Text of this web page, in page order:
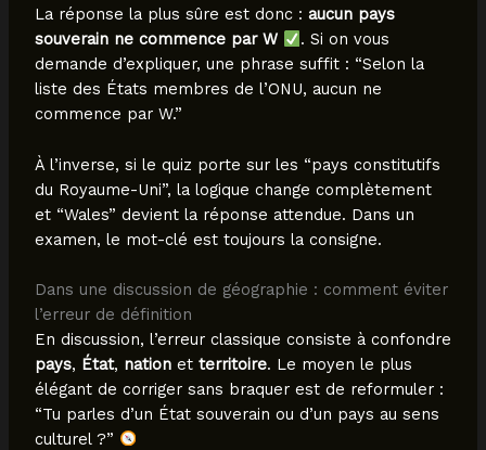
La réponse la plus sûre est donc : aucun pays
souverain ne commence par W
. Si on vous
demande d’expliquer, une phrase suffit : “Selon la
liste des États membres de l’ONU, aucun ne
commence par W.”
À l’inverse, si le quiz porte sur les “pays constitutifs
du Royaume-Uni”, la logique change complètement
et “Wales” devient la réponse attendue. Dans un
examen, le mot-clé est toujours la consigne.
Dans une discussion de géographie : comment éviter
l’erreur de définition
En discussion, l’erreur classique consiste à confondre
pays, État, nationet territoire. Le moyen le plus
élégant de corriger sans braquer est de reformuler :
“Tu parles d’un État souverain ou d’un pays au sens
culturel ?”